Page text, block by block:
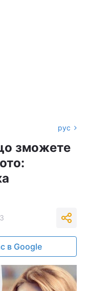
рус
зможете
в Google